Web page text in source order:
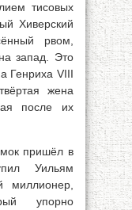
тисовых
Хиверский
рвом,
запад. Это
Генриха VIII
жена
после их
пришёл в
Уильям
миллионер,
упорно